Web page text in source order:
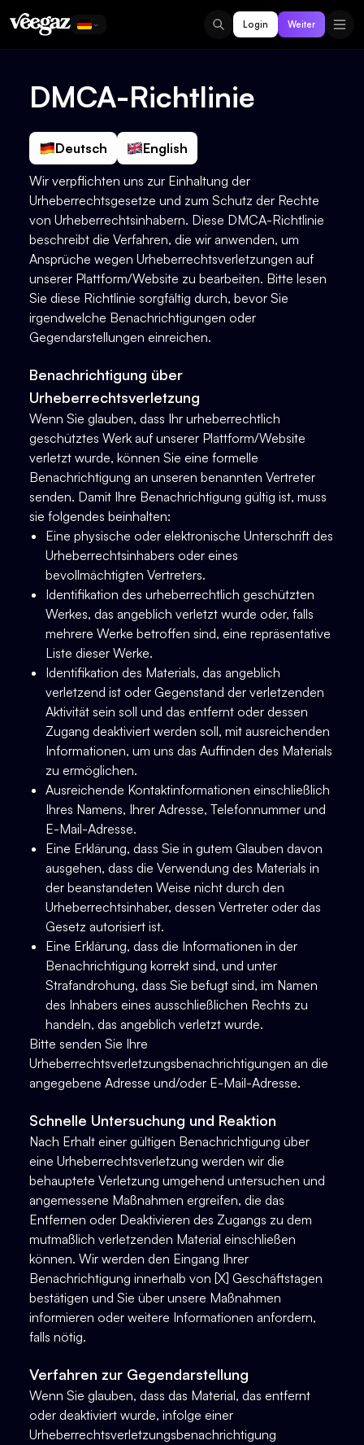
Login Weiter
DMCA-Richtlinie
Deutsch
English
Wir verpflichten uns zur Einhaltung der
Urheberrechtsgesetze und zum Schutz der Rechte
von Urheberrechtsinhabern. Diese DMCA-Richtlinie
beschreibt die Verfahren, die wir anwenden, um
Ansprüche wegen Urheberrechtsverletzungen auf
unserer Plattform/Website zu bearbeiten. Bitte lesen
Sie diese Richtlinie sorgfältig durch, bevor Sie
irgendwelche Benachrichtigungen oder
Gegendarstellungen einreichen.
Benachrichtigung über
Urheberrechtsverletzung
Wenn Sie glauben, dass Ihr urheberrechtlich
geschütztes Werk auf unserer Plattform/Website
verletzt wurde, können Sie eine formelle
Benachrichtigung an unseren benannten Vertreter
senden. Damit Ihre Benachrichtigung gültig ist, muss
sie folgendes beinhalten:
Eine physische oder elektronische Unterschrift des
Urheberrechtsinhabers oder eines
bevollmächtigten Vertreters.
Identifikation des urheberrechtlich geschützten
Werkes, das angeblich verletzt wurde oder, falls
mehrere Werke betroffen sind, eine repräsentative
Liste dieser Werke.
Identifikation des Materials, das angeblich
verletzend ist oder Gegenstand der verletzenden
Aktivität sein soll und das entfernt oder dessen
Zugang deaktiviert werden soll, mit ausreichenden
Informationen, um uns das Auffinden des Materials
zu ermöglichen.
Ausreichende Kontaktinformationen einschließlich
Ihres Namens, Ihrer Adresse, Telefonnummer und
E-Mail-Adresse.
Eine Erklärung, dass Sie in gutem Glauben davon
ausgehen, dass die Verwendung des Materials in
der beanstandeten Weise nicht durch den
Urheberrechtsinhaber, dessen Vertreter oder das
Gesetz autorisiert ist.
Eine Erklärung, dass die Informationen in der
Benachrichtigung korrekt sind, und unter
Strafandrohung, dass Sie befugt sind, im Namen
des Inhabers eines ausschließlichen Rechts zu
handeln, das angeblich verletzt wurde.
Bitte senden Sie Ihre
Urheberrechtsverletzungsbenachrichtigungen an die
angegebene Adresse und/oder E-Mail-Adresse.
Schnelle Untersuchung und Reaktion
Nach Erhalt einer gültigen Benachrichtigung über
eine Urheberrechtsverletzung werden wir die
behauptete Verletzung umgehend untersuchen und
angemessene Maßnahmen ergreifen, die das
Entfernen oder Deaktivieren des Zugangs zu dem
mutmaßlich verletzenden Material einschließen
können. Wir werden den Eingang Ihrer
Benachrichtigung innerhalb von [X] Geschäftstagen
bestätigen und Sie über unsere Maßnahmen
informieren oder weitere Informationen anfordern,
falls nötig.
Verfahren zur Gegendarstellung
Wenn Sie glauben, dass das Material, das entfernt
oder deaktiviert wurde, infolge einer
Urheberrechtsverletzungsbenachrichtigung